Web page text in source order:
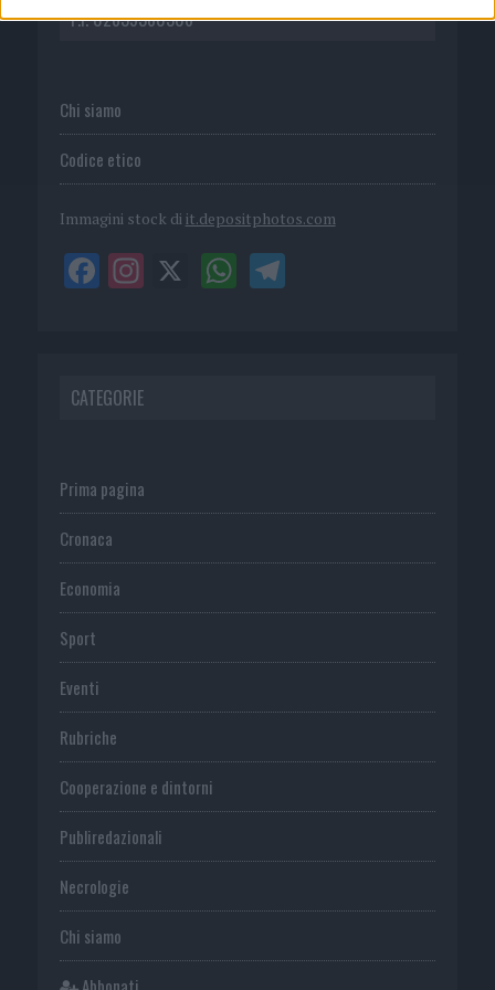
P.I. 02839380306
Chi siamo
Codice etico
Immagini stock di it.depositphotos.com
CATEGORIE
Prima pagina
Cronaca
Economia
Sport
Eventi
Rubriche
Cooperazione e dintorni
Publiredazionali
Necrologie
Chi siamo